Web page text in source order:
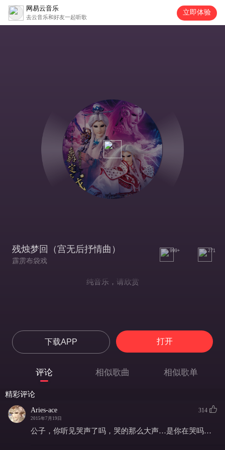
网易云音乐
去云音乐和好友一起听歌
立即体验
残烛梦回（宫无后抒情曲）
霹雳布袋戏
999+ 271
纯音乐，请欣赏
下载APP 打开
评论 相似歌曲 相似歌单
精彩评论
Aries-ace
2015年7月19日
314
公子，你听见哭声了吗，哭的那么大声…是你在哭吗…